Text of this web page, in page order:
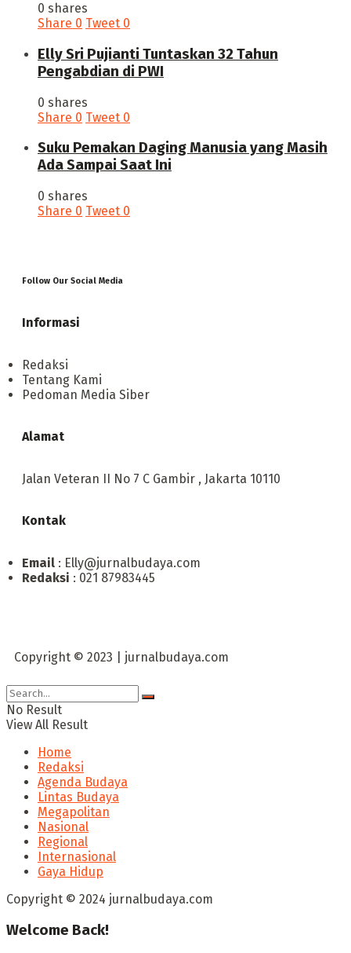
0 shares
Share 0 Tweet 0
Elly Sri Pujianti Tuntaskan 32 Tahun
Pengabdian di PWI
0 shares
Share 0 Tweet 0
‎Suku Pemakan Daging Manusia yang Masih
Ada Sampai Saat Ini
0 shares
Share 0 Tweet 0
Follow Our Social Media
Informasi
Redaksi
Tentang Kami
Pedoman Media Siber
Alamat
Jalan Veteran II No 7 C Gambir , Jakarta 10110
Kontak
Email : Elly@jurnalbudaya.com
Redaksi : 021 87983445
Copyright © 2023 | jurnalbudaya.com
No Result
View All Result
Home
Redaksi
Agenda Budaya
Lintas Budaya
Megapolitan
Nasional
Regional
Internasional
Gaya Hidup
Copyright © 2024 jurnalbudaya.com
Welcome Back!